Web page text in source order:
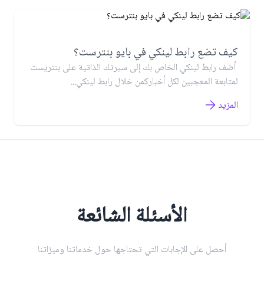
كيف تضع رابط لينكي في بايو بنترست؟
أضف رابط لينكي الخاص بك إلى سيرتك الذاتية على بنتريست
لمتابعة المعجبين لكل أخباركمن خلال رابط لينكي...
المزيد
الأسئلة الشائعة
أحصل على الإجابات التي تحتاجها حول خدماتنا وميزاتنا